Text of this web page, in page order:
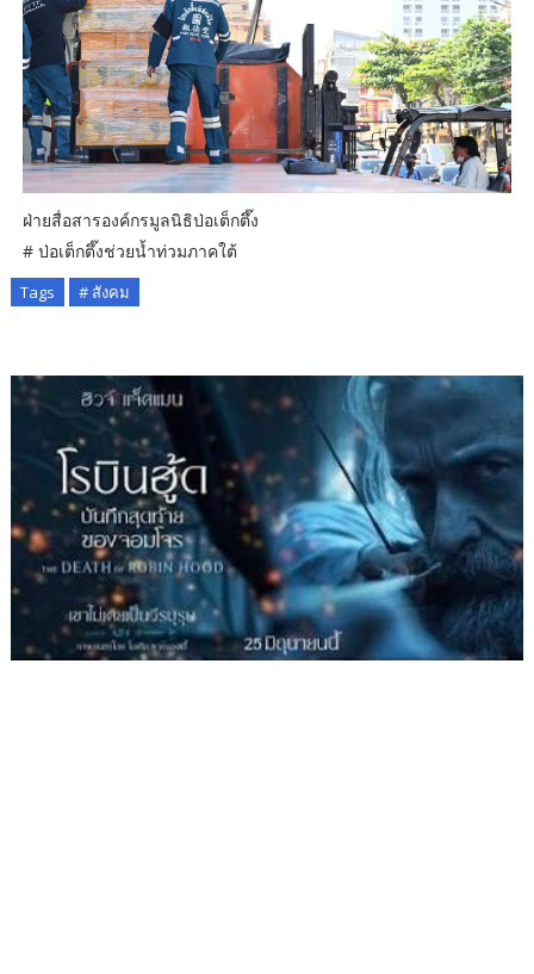
ฝ่ายสื่อสารองค์กรมูลนิธิป่อเต็กตึ๊ง
# ป่อเต็กตึ๊งช่วยน้ำท่วมภาคใต้
Tags # สังคม